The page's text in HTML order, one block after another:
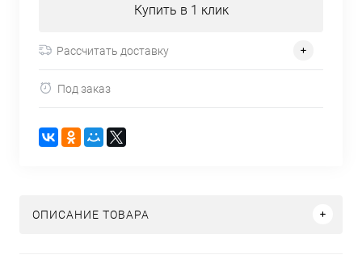
Купить в 1 клик
Рассчитать доставку
Под заказ
ОПИСАНИЕ ТОВАРА